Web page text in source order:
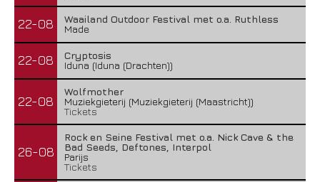
22-08
Waailand Outdoor Festival met o.a. Ruthless
Made
22-08
Cryptosis
Iduna (Iduna (Drachten))
22-08
Wolfmother
Muziekgieterij (Muziekgieterij (Maastricht))
Tickets
26-08
Rock en Seine Festival met o.a. Nick Cave & the
Bad Seeds, Deftones, Interpol
Parijs
Tickets